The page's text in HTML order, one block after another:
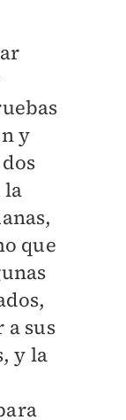
y
la
que
a sus
y la